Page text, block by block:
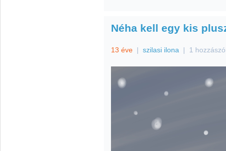
Néha kell egy kis
13 éve | szilasi ilona | 1